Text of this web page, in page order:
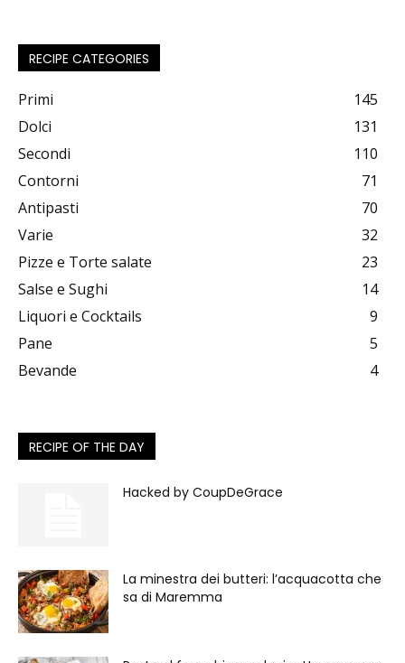
RECIPE CATEGORIES
Primi
145
Dolci
131
Secondi
110
Contorni
71
Antipasti
70
Varie
32
Pizze e Torte salate
23
Salse e Sughi
14
Liquori e Cocktails
9
Pane
5
Bevande
4
RECIPE OF THE DAY
Hacked by CoupDeGrace
La minestra dei butteri: l’acquacotta che
sa di Maremma